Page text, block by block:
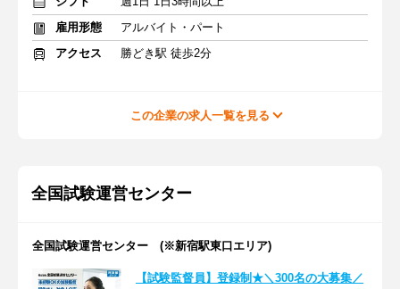
雇用形態
アルバイト・パート
アクセス
勝どき駅 徒歩2分
この企業の求人一覧を見る
全国試験運営センター
全国試験運営センター (※新宿駅東口エリア)
【試験監督員】登録制★＼300名の大募集／